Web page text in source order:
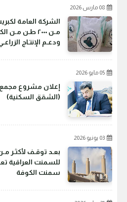
08 مارس 2026
الشركة العامة
مـن ٢٠٠٠ طـن
ودعـم الإنتـاج
05 مايو 2026
إعلان مشروع مجمع
(الشقق السكنية)
03 يونيو 2026
بعـد توقـف لأكثـر
للسمنت العراقية
سمنت الكوفة